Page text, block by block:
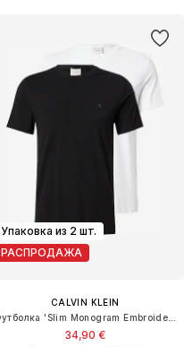
Упаковка из 2 шт.
РАСПРОДАЖА
CALVIN KLEIN
34,90 €